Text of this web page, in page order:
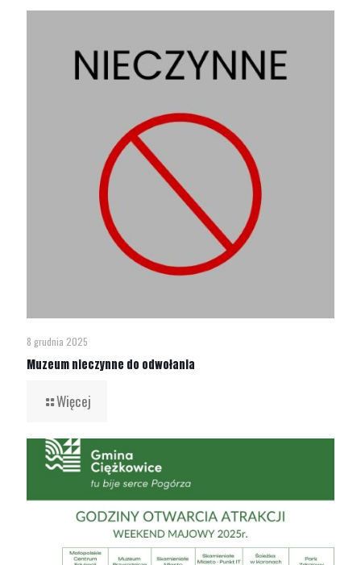
8 grudnia 2025
Muzeum nieczynne do odwołania
Więcej